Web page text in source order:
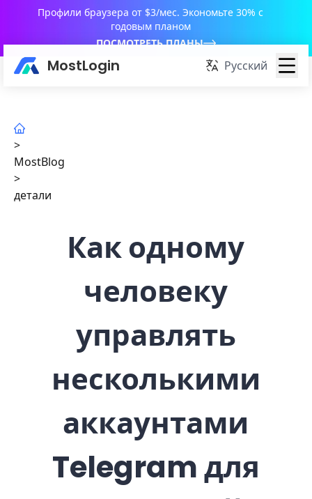
Профили браузера от $3/мес. Экономьте 30% с
годовым планом
ПОСМОТРЕТЬ ПЛАНЫ
MostLogin Русский
>
MostBlog
>
детали
Как одному
человеку
управлять
несколькими
аккаунтами
Telegram для